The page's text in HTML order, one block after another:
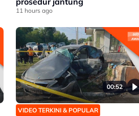
11 hours ago
00:52
VIDEO TERKINI & POPULAR